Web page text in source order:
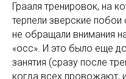
Грааля тренировок, на
терпели зверские
не обращали внимания
«осс». И это было еще
занятия (сразу после
когда всех провожают,